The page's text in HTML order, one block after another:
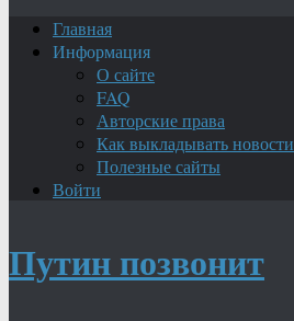
Главная
Информация
О сайте
FAQ
Авторские права
Как выкладывать новости
Полезные сайты
Войти
Путин позвонит